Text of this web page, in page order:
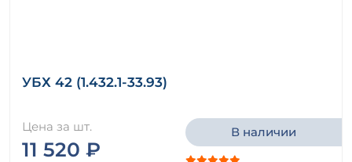
УБХ 42 (1.432.1-33.93)
Цена за шт.
11 520 ₽
В наличии